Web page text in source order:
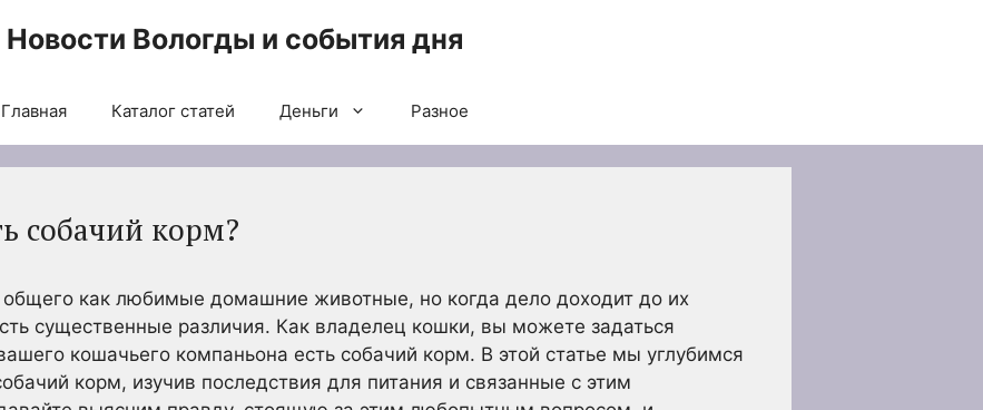
Новости Вологды и события дня
Главная Каталог статей Деньги Разное
собачий корм?
как любимые домашние животные, но когда дело доходит до их
существенные различия. Как владелец кошки, вы можете задаться
кошачьего компаньона есть собачий корм. В этой статье мы углубимся
корм, изучив последствия для питания и связанные с этим